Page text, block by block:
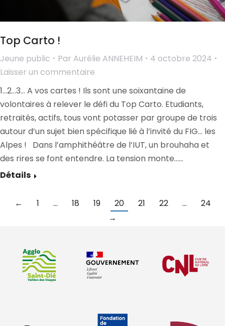
Top Carto !
Jeune public Par Aurélie ANNEHEIM
4 octobre 2024
Laisser un commentaire
1…2…3… A vos cartes ! Ils sont une soixantaine de
volontaires à relever le défi du Top Carto. Etudiants,
retraités, actifs, tous vont potasser par groupe de trois
autour d’un sujet bien spécifique lié à l’invité du FIG… les
Alpes ! Dans l’amphithéâtre de l’IUT, un brouhaha et
des rires se font entendre. La tension monte……
Détails
← 1 … 18 19 20 21 22 …
24
→